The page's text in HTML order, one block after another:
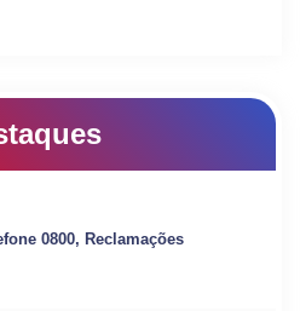
0800, Reclamações